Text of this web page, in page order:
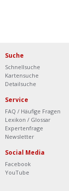
Suche
Schnellsuche
Kartensuche
Detailsuche
Service
FAQ / Häufige Fragen
Lexikon / Glossar
Expertenfrage
Newsletter
Social Media
Facebook
YouTube